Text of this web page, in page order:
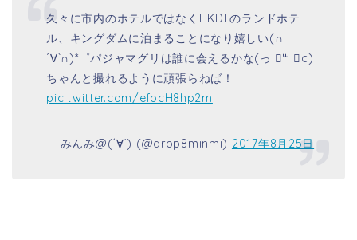
久々に市内のホテルではなくHKDLのランドホテ
ル、キングダムに泊まることになり嬉しい(∩
´∀`∩)*゜パジャマグリは誰に会えるかな(っ ॑꒳ ॑c)
ちゃんと撮れるように頑張らねば！
pic.twitter.com/efocH8hp2m
— みんみ@(´∀`) (@drop8minmi) 2017年8月25日